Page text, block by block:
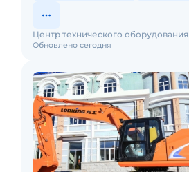
Обновлено сегодня
Центр технического оборудования